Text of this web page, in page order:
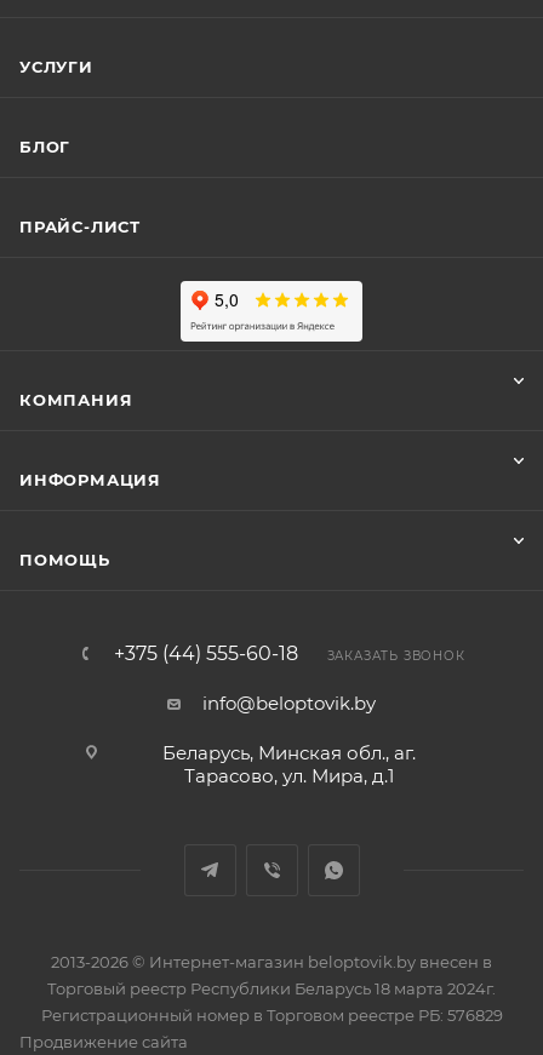
УСЛУГИ
БЛОГ
ПРАЙС-ЛИСТ
КОМПАНИЯ
ИНФОРМАЦИЯ
ПОМОЩЬ
+375 (44) 555-60-18 ЗАКАЗАТЬ ЗВОНОК
info@beloptovik.by
Беларусь, Минская обл., аг.
Тарасово, ул. Мира, д.1
2013-2026 © Интернет-магазин beloptovik.by внесен в
Торговый реестр Республики Беларусь 18 марта 2024г.
Регистрационный номер в Торговом реестре РБ: 576829
Продвижение сайта